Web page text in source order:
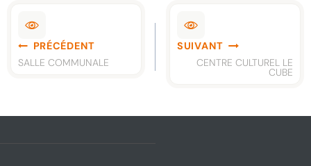
Navigation
dePRÉCÉDENT
SALLE COMMUNALE
SUIVANT
CENTRE CULTUREL LE
CUBE